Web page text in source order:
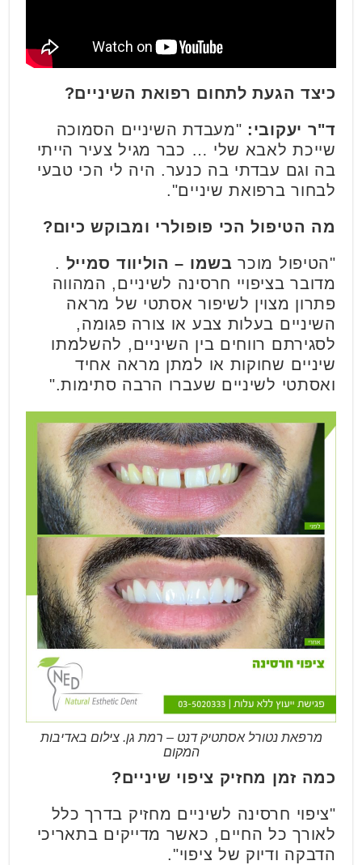
כיצד הגעת לתחום רפואת השיניים?
ד"ר יעקובי: "מעבדת השיניים הסמוכה
שייכת לאבא שלי … כבר מגיל צעיר הייתי
בה וגם עבדתי בה כנער. היה לי הכי טבעי
לבחור ברפואת שיניים".
מה הטיפול הכי פופולרי ומבוקש כיום?
"הטיפול מוכר בשמו – הוליווד סמייל .
מדובר בציפויי חרסינה לשיניים, המהווה
פתרון מצוין לשיפור אסתטי של מראה
השיניים בעלות צבע או צורה פגומה,
לסגירתם רווחים בין השיניים, להשלמתו
שיניים שחוקות או למתן מראה אחיד
ואסתטי לשיניים שעברו הרבה סתימות."
מרפאת נטורל אסתטיק דנט – רמת גן. צילום באדיבות
המקום
כמה זמן מחזיק ציפוי שיניים?
"ציפוי חרסינה לשיניים מחזיק בדרך כלל
לאורך כל החיים, כאשר מדייקים בתאריכי
הדבקה ודיוק של ציפוי".